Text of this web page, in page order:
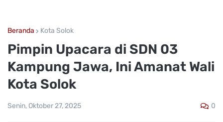
Beranda Kota Solok
Pimpin Upacara di SDN 03
Kampung Jawa, Ini Amanat Wali
Kota Solok
Senin, Oktober 27, 2025 0